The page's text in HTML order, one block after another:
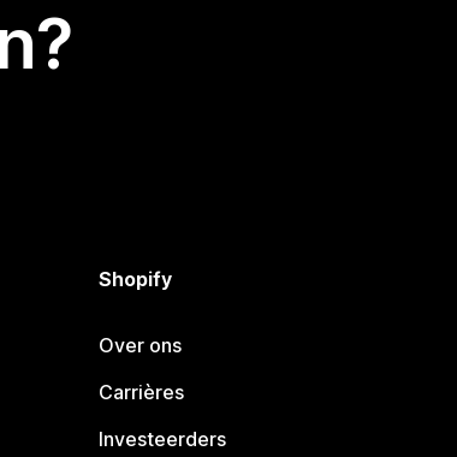
Shopify
Over ons
Carrières
Investeerders